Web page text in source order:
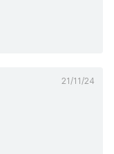
21/11/24